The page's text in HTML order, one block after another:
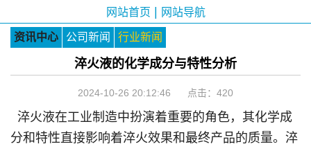
网站首页 网站导航
资讯中心 公司新闻 行业新闻
淬火液的化学成分与特性分析
2024-10-26 20:12:46 点击： 420
淬火液在工业制造中扮演着重要的角色，其化学成
分和特性直接影响着淬火效果和最终产品的质量。淬